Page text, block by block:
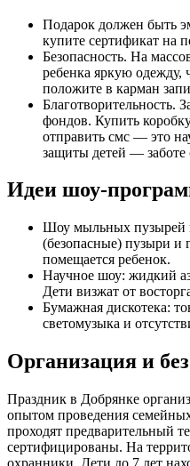
Подарок должен быть
купите сертификат на
Безопасность. На
ребенка яркую одежду,
положите в карман
Благотворительность.
фондов. Купить
отправить смс — это
защиты детей — заботе
Идеи шоу-
Шоу мыльных пузырей
(безопасные) пузыри и
помещается ребенок.
Научное шоу: жидкий
Дети визжат от
Бумажная дискотека:
светомузыка и
Организация и
Праздник в Добрянке
опытом проведения
проходят предварительный
сертифицированы. На